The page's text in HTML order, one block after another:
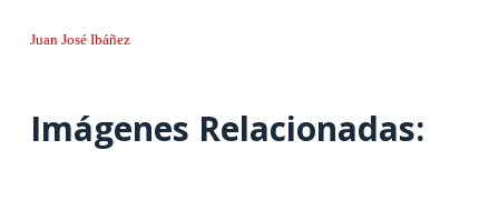
Juan José Ibáñez
Imágenes Relacionadas: